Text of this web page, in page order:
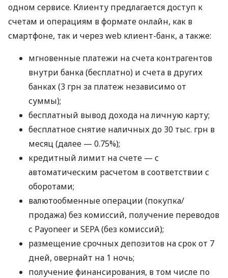
одном сервисе. Клиенту предлагается доступ к
счетам и операциям в формате онлайн, как в
смартфоне, так и через web клиент-банк, а также:
мгновенные платежи на счета контрагентов
внутри банка (бесплатно) и счета в других
банках (3 грн за платеж независимо от
суммы);
бесплатный вывод дохода на личную карту;
бесплатное снятие наличных до 30 тыс. грн в
месяц (далее — 0.75%);
кредитный лимит на счете — с
автоматическим расчетом в соответствии с
оборотами;
валютообменные операции (покупка/
продажа) без комиссий, получение переводов
с Payoneer и SEPA (без комиссий);
размещение срочных депозитов на срок от 7
дней, овернайт на 1 ночь;
получение финансирования, в том числе по